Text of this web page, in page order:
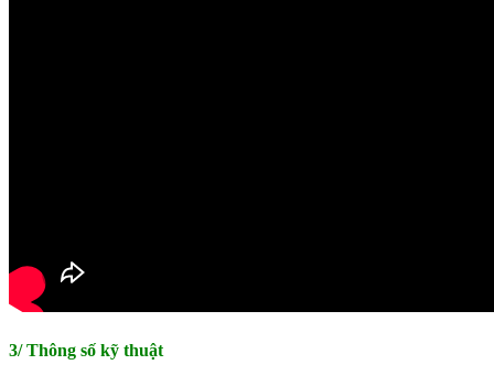
3/ Thông số kỹ thuật